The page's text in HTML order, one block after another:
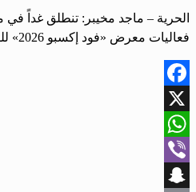
الحرية – ماجد مخيبر: تنطلق غداً
فعاليات معرض «فود إكسبو 2026» للصناعات…
Facebook
X
WhatsApp
Viber